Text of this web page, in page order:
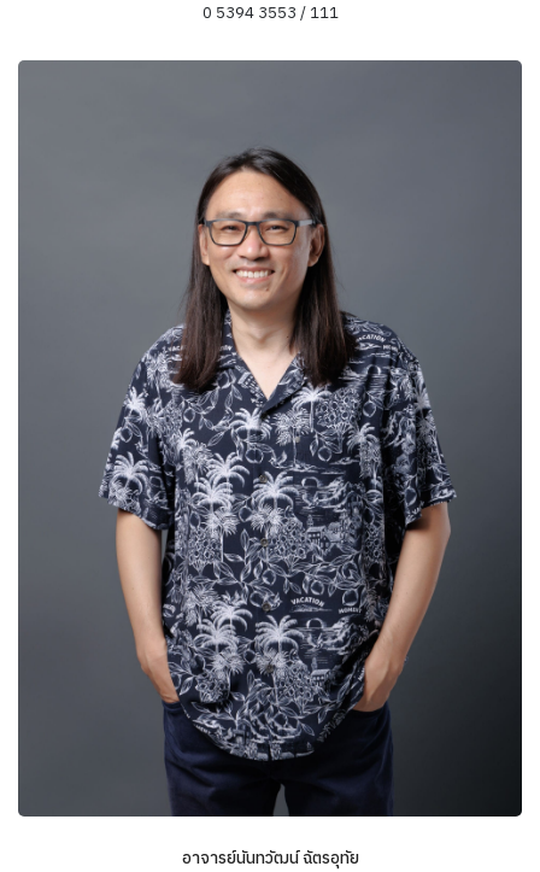
ข้อมูลความเชี่ยวชาญ
Labour and Labour Organization
Culture of Capitalism,Marxism
0 5394 3553 / 111
อาจารย์นันทวัฒน์ ฉัตรอุทัย